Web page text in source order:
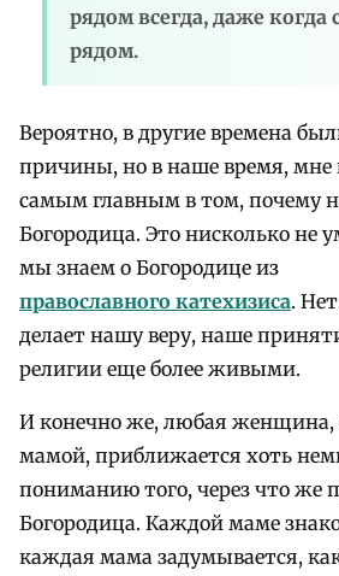
рядом всегда, даже когда
рядом.
Вероятно, в другие времена
причины, но в наше время, мне
самым главным в том, почему
Богородица. Это нисколько не
мы знаем о Богородице из
православного катехизиса.
делает нашу веру, наше
религии еще более живыми.
И конечно же, любая женщина,
мамой, приближается хоть
пониманию того, через что же
Богородица. Каждой маме
каждая мама задумывается,